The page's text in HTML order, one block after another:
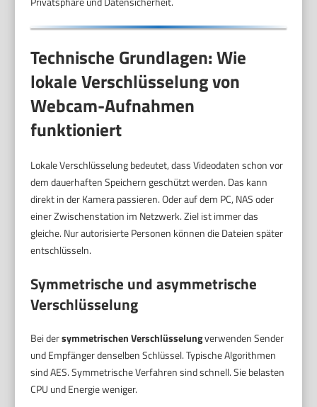
Technische Grundlagen: Wie
lokale Verschlüsselung von
Webcam-Aufnahmen
funktioniert
Lokale Verschlüsselung bedeutet, dass Videodaten schon vor
dem dauerhaften Speichern geschützt werden. Das kann
direkt in der Kamera passieren. Oder auf dem PC, NAS oder
einer Zwischenstation im Netzwerk. Ziel ist immer das
gleiche. Nur autorisierte Personen können die Dateien später
entschlüsseln.
Symmetrische und asymmetrische
Verschlüsselung
Bei dersymmetrischen Verschlüsselungverwenden Sender
und Empfänger denselben Schlüssel. Typische Algorithmen
sind AES. Symmetrische Verfahren sind schnell. Sie belasten
CPU und Energie weniger.